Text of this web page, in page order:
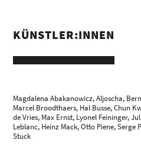
KÜNSTLER:INNEN
Magdalena Abakanowicz,Aljoscha,
Marcel Broodthaers, Hal Busse,Chun
de Vries, Max Ernst, Lyonel Feininger,
Leblanc, Heinz Mack,Otto Piene, Serge
Stuck